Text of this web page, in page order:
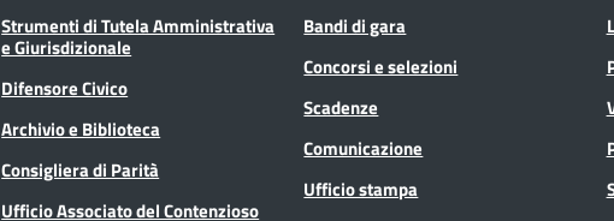
Strumenti di Tutela Amministrativa
e Giurisdizionale
Difensore Civico
Archivio e Biblioteca
Consigliera di Parità
Ufficio Associato del Contenzioso
Bandi di gara
Concorsi e selezioni
Scadenze
Comunicazione
Ufficio stampa